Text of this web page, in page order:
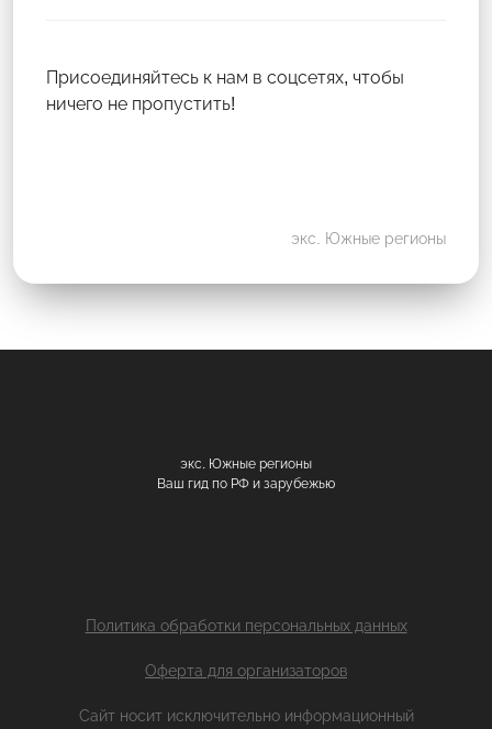
Присоединяйтесь к нам в соцсетях, чтобы
ничего не пропустить!
экс. Южные регионы
экс. Южные регионы
Ваш гид по РФ и зарубежью
Политика обработки персональных данных
Оферта для организаторов
Сайт носит исключительно информационный